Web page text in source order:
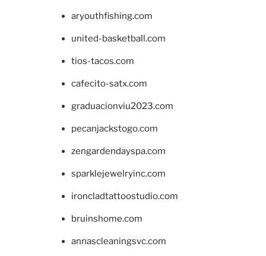
aryouthfishing.com
united-basketball.com
tios-tacos.com
cafecito-satx.com
graduacionviu2023.com
pecanjackstogo.com
zengardendayspa.com
sparklejewelryinc.com
ironcladtattoostudio.com
bruinshome.com
annascleaningsvc.com